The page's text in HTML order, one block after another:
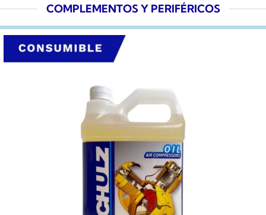
COMPLEMENTOS Y PERIFÉRICOS